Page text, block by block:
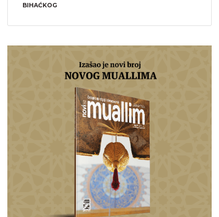
BIHAĆKOG